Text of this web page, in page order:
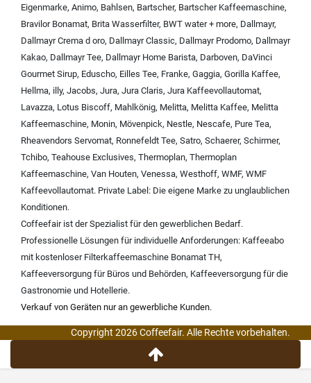
Eigenmarke, Animo, Bahlsen, Bartscher, Bartscher Kaffeemaschine,
Bravilor Bonamat, Brita Wasserfilter, BWT water + more, Dallmayr,
Dallmayr Crema d oro, Dallmayr Classic, Dallmayr Prodomo, Dallmayr
Kakao, Dallmayr Tee, Dallmayr Home Barista, Darboven, DaVinci
Gourmet Sirup, Eduscho, Eilles Tee, Franke, Gaggia, Gorilla Kaffee,
Hellma, illy, Jacobs, Jura, Jura Claris, Jura Kaffeevollautomat,
Lavazza, Lotus Biscoff, Mahlkönig, Melitta, Melitta Kaffee, Melitta
Kaffeemaschine, Monin, Mövenpick, Nestle, Nescafe, Pure Tea,
Rheavendors Servomat, Ronnefeldt Tee, Satro, Schaerer, Schirmer,
Tchibo, Teahouse Exclusives, Thermoplan, Thermoplan
Kaffeemaschine, Van Houten, Venessa, Westhoff, WMF, WMF
Kaffeevollautomat. Private Label: Die eigene Marke zu unglaublichen
Konditionen.
Coffeefair ist der Spezialist für den gewerblichen Bedarf.
Professionelle Lösungen für individuelle Anforderungen: Kaffeeabo
mit kostenloser Filterkaffeemaschine Bonamat TH,
Kaffeeversorgung für Büros und Behörden, Kaffeeversorgung für die
Gastronomie und Hotellerie.
Verkauf von Geräten nur an gewerbliche Kunden.
Copyright 2026 Coffeefair. Alle Rechte vorbehalten.